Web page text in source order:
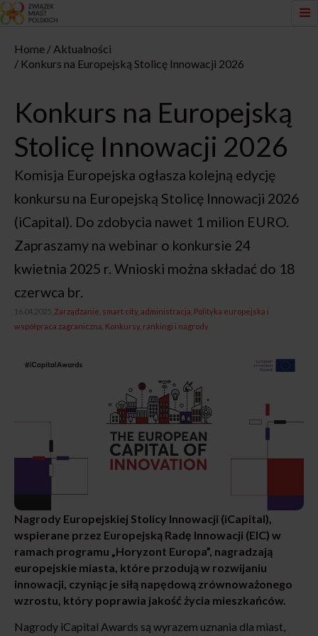
Home
Aktualności
Konkurs na Europejską Stolicę Innowacji 2026
Konkurs na Europejską
Stolicę Innowacji 2026
Komisja Europejska ogłasza kolejną edycję
konkursu na Europejską Stolicę Innowacji 2026
(iCapital). Do zdobycia nawet 1 milion EURO.
Zapraszamy na webinar o konkursie 24
kwietnia 2025 r. Wnioski można składać do 18
czerwca br.
16.04.2025, Zarządzanie, smart city, administracja Polityka europejska i
współpraca zagraniczna Konkursy, rankingi i nagrody
Nagrody Europejskiej Stolicy Innowacji (iCapital),
wspierane przez Europejską Radę Innowacji (EIC) w
ramach programu „Horyzont Europa”, nagradzają
europejskie miasta, które przodują w rozwijaniu
innowacji, czyniąc je siłą napędową zrównoważonego
wzrostu, który poprawia jakość życia mieszkańców.
Nagrody iCapital Awards są wyrazem uznania dla miast,